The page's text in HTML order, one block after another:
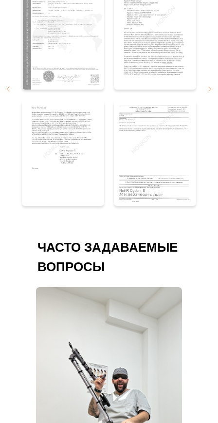
ЧАСТО ЗАДАВАЕМЫЕ
ВОПРОСЫ